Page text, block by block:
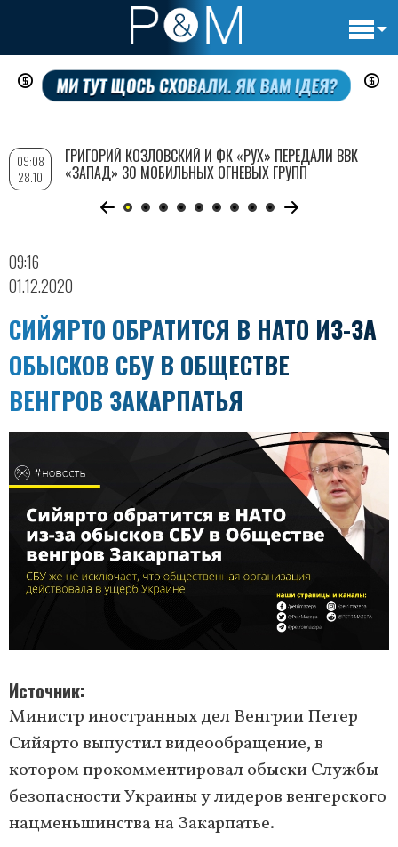
Перейти
содержанию
09:16
01.12.2020
СИЙЯРТО ОБРАТИТСЯ В НАТО ИЗ-ЗА
ОБЫСКОВ СБУ В ОБЩЕСТВЕ
ВЕНГРОВ ЗАКАРПАТЬЯ
Источник
Министр иностранных дел Венгрии Петер
Сийярто выпустил видеообращение, в
котором прокомментировал обыски Службы
безопасности Украины у лидеров венгерского
нацменьшинства на Закарпатье.
09:08
28.10
ГРИГОРИЙ КОЗЛОВСКИЙ И ФК «РУХ» ПЕРЕДАЛИ ВВК
«ЗАПАД» 30 МОБИЛЬНЫХ ОГНЕВЫХ ГРУПП